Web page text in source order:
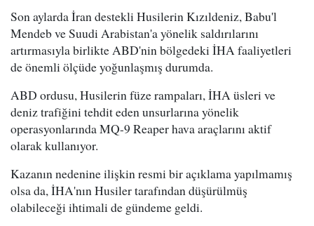
Son aylarda İran destekli Husilerin Kızıldeniz, Babu'l
Mendeb ve Suudi Arabistan'a yönelik saldırılarını
artırmasıyla birlikte ABD'nin bölgedeki İHA faaliyetleri
de önemli ölçüde yoğunlaşmış durumda.
ABD ordusu, Husilerin füze rampaları, İHA üsleri ve
deniz trafiğini tehdit eden unsurlarına yönelik
operasyonlarında MQ-9 Reaper hava araçlarını aktif
olarak kullanıyor.
Kazanın nedenine ilişkin resmi bir açıklama yapılmamış
olsa da, İHA'nın Husiler tarafından düşürülmüş
olabileceği ihtimali de gündeme geldi.